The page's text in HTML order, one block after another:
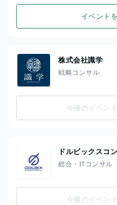
イベント
株式会社識学
戦略コンサル
今後のイベン
ドルビックスコ
総合・ITコンサル
今後のイベン